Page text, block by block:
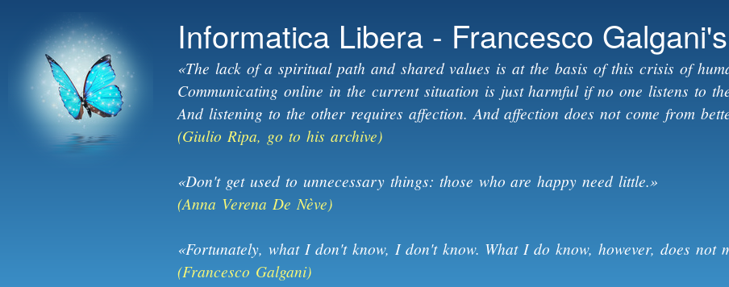
main
content
Informatica Libera - Francesco
«The lack of a spiritual path and shared values is at the basis of this crisis of
Communicating online in the current situation is just harmful if no one listens to
And listening to the other requires affection. And affection does not come from
(Giulio Ripa, go to his archive)
«Don't get used to unnecessary things: those who are happy need little.»
(Anna Verena De Nève)
«Fortunately, what I don't know, I don't know. What I do know, however, does not
(Francesco Galgani)